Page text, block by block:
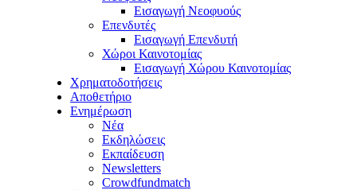
Εισαγωγή Νεοφυούς
Επενδυτές
Εισαγωγή Επενδυτή
Χώροι Καινοτομίας
Εισαγωγή Χώρου Καινοτομίας
Χρηματοδοτήσεις
Αποθετήριο
Ενημέρωση
Νέα
Εκδηλώσεις
Εκπαίδευση
Newsletters
Crowdfundmatch